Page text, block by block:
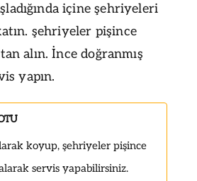
içine şehriyeleri
şehriyeler pişince
alın. İnce doğranmış
yapın.
koyup, şehriyeler pişince
servis yapabilirsiniz.